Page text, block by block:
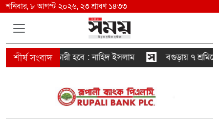
শনিবার, ৮ আগস্ট ২০২৬, ২৩ শ্রাবণ ১৪৩৩
স্বৈরাচারী হবে : নাহিদ ইসলাম বগুড়ায় ৭ শ্রমিকের